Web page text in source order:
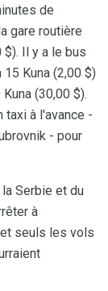
de
gare routière
$). Il y a le bus
Kuna (2,00 $)
(30,00 $).
taxi à l'avance -
- pour
Serbie et du
à
seuls les vols